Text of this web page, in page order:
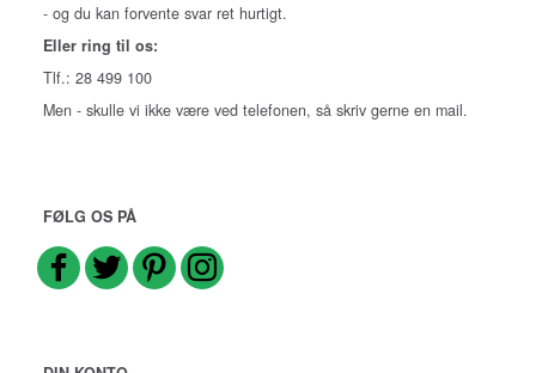
- og du kan forvente svar ret hurtigt.
Eller ring til os:
Tlf.: 28 499 100
Men - skulle vi ikke være ved telefonen, så skriv gerne en mail.
FØLG OS PÅ